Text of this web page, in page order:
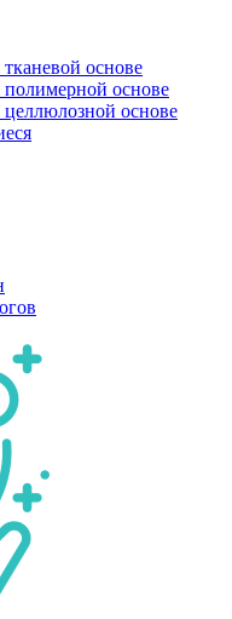
основе
основе
основе